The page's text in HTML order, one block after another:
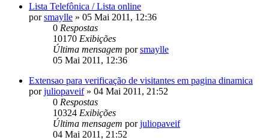
Lista Telefônica / Lista online
porsmaylle » 05 Mai 2011, 12:36
0 Respostas
10170 Exibições
Última mensagem porsmaylle
05 Mai 2011, 12:36
Extensao para verificação de visitantes em pagina dinamica
porjuliopaveif» 04 Mai 2011, 21:52
0 Respostas
10324 Exibições
Última mensagem porjuliopaveif
04 Mai 2011, 21:52